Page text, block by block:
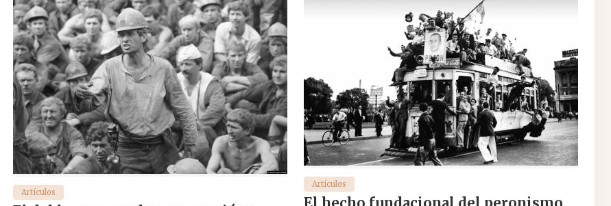
Artículos
Artículos